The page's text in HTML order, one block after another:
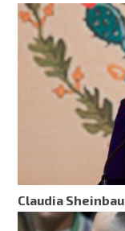
Claudia